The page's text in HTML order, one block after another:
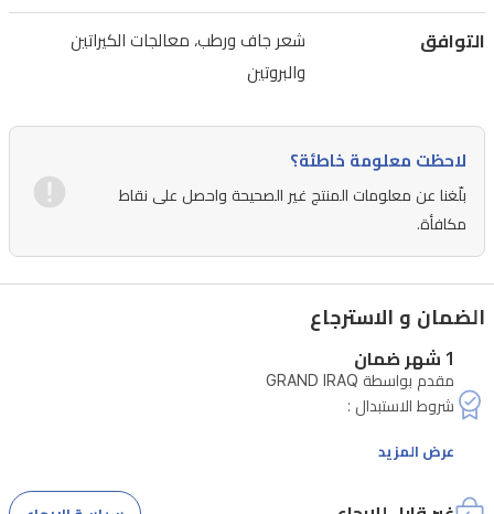
30
ثانية،
لكِ
تصفيفاً
أسرع
ومثالياً
للاستخدام
اليومي.
تتميز
بمقبض
خفيف
الوزن
ومريح
التوافق
شعر جاف ورطب، معالجات الكيراتين
والبروتين
لاحظت معلومة خاطئة؟
بلّغنا عن معلومات المنتج غير الصحيحة واحصل على نقاط
مكافأة.
الضمان و الاسترجاع
1 شهر ضمان
مقدم بواسطة GRAND IRAQ
عرض المزيد